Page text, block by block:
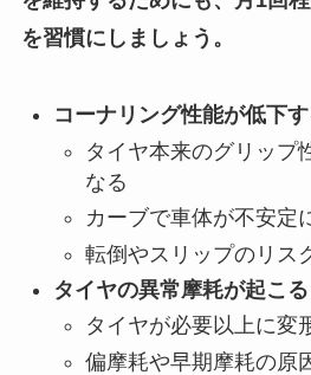
を習慣にしましょう。
コーナリング性能が低下
タイヤ本来のグリップ
なる
カーブで車体が不安定
転倒やスリップのリス
タイヤの異常摩耗が起こる
タイヤが必要以上に変
偏摩耗や早期摩耗の原